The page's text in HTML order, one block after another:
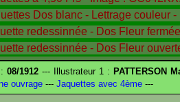
:08/1912 --- Illustrateur 1 : PATTERSON
ouvrage --- Jaquettes avec 4ème ---